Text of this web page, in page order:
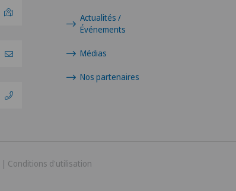
Actualités /
Événements
Médias
Nos partenaires
| Conditions d'utilisation